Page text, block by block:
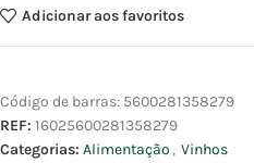
Adicionar aos favoritos
Código de barras: 5600281358279
REF: 16025600281358279
Categorias: Alimentação , Vinhos